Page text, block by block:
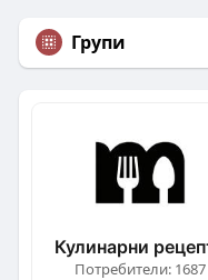
Групи
Кулинарни
Потребители: 1687